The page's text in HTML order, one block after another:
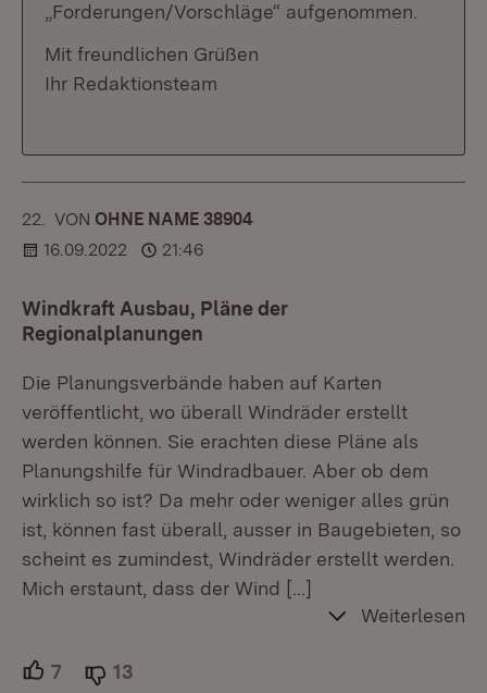
„Forderungen/Vorschläge“ aufgenommen.
Mit freundlichen Grüßen
Ihr Redaktionsteam
22. KOMMENTAR
VON :OHNE NAME 38904
16.09.2022
21:46
Windkraft Ausbau, Pläne der
Regionalplanungen
Die Planungsverbände haben auf Karten
veröffentlicht, wo überall Windräder erstellt
werden können. Sie erachten diese Pläne als
Planungshilfe für Windradbauer. Aber ob dem
wirklich so ist? Da mehr oder weniger alles grün
ist, können fast überall, ausser in Baugebieten, so
scheint es zumindest, Windräder erstellt werden.
Mich erstaunt, dass der Wind […]
Weiterlesen
7 Unterstützer.
13